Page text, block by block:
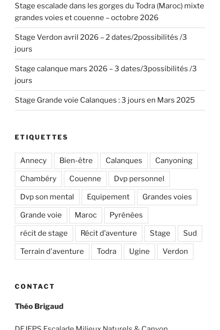
octobre
2022,
Chambéry »
Stage escalade dans les gorges du Todra (Maroc) mixte
grandes voies et couenne – octobre 2026
Stage Verdon avril 2026 – 2 dates/2possibilités /3
jours
Stage calanque mars 2026 – 3 dates/3possibilités /3
jours
Stage Grande voie Calanques : 3 jours en Mars 2025
ETIQUETTES
Annecy Bien-être Calanques Canyoning
Chambéry Couenne Dvp personnel
Dvp son mental Equipement Grandes voies
Grande voie Maroc Pyrénées
récit de stage Récit d’aventure Stage Sud
Terrain d'aventure Todra Ugine Verdon
CONTACT
Théo Brigaud